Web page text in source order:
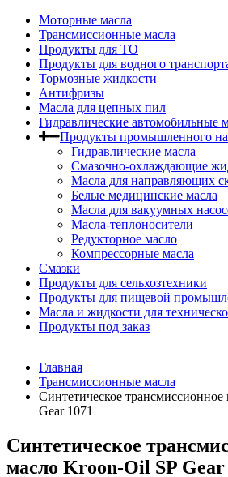
Моторные масла
Трансмиссионные масла
Продукты для ТО
Продукты для водного
Тормозные жидкости
Антифризы
Масла для цепных пил
Гидравлические автомобильные
Продукты промышленного
Гидравлические масла
Cмазочно-охлаждающие
Масла для направляющих
Белые медицинские масла
Масла для вакуумных
Масла-теплоносители
Редукторное масло
Компрессорные масла
Смазки
Продукты для сельхозтехники
Продукты для пищевой
Масла и жидкости для
Продукты под заказ
Главная
Трансмиссионные масла
Синтетическое
Gear 1071
Синтетическое
масло Kroon-Oil SP Gear